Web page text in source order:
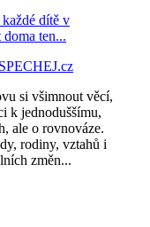
dítě v
ten...
si všimnout věcí,
k jednoduššímu,
ale o rovnováze.
rodiny, vztahů i
změn...